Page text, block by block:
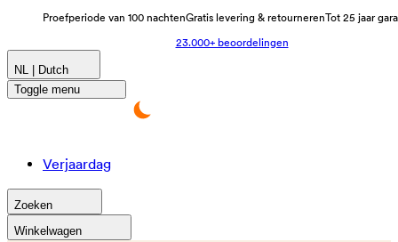
Proefperiode van 100 nachtenGratis levering & retournerenTot 25 jaar
23.000+ beoordelingen
NL | Dutch
Toggle menu
Verjaardag
Zoeken
Winkelwagen